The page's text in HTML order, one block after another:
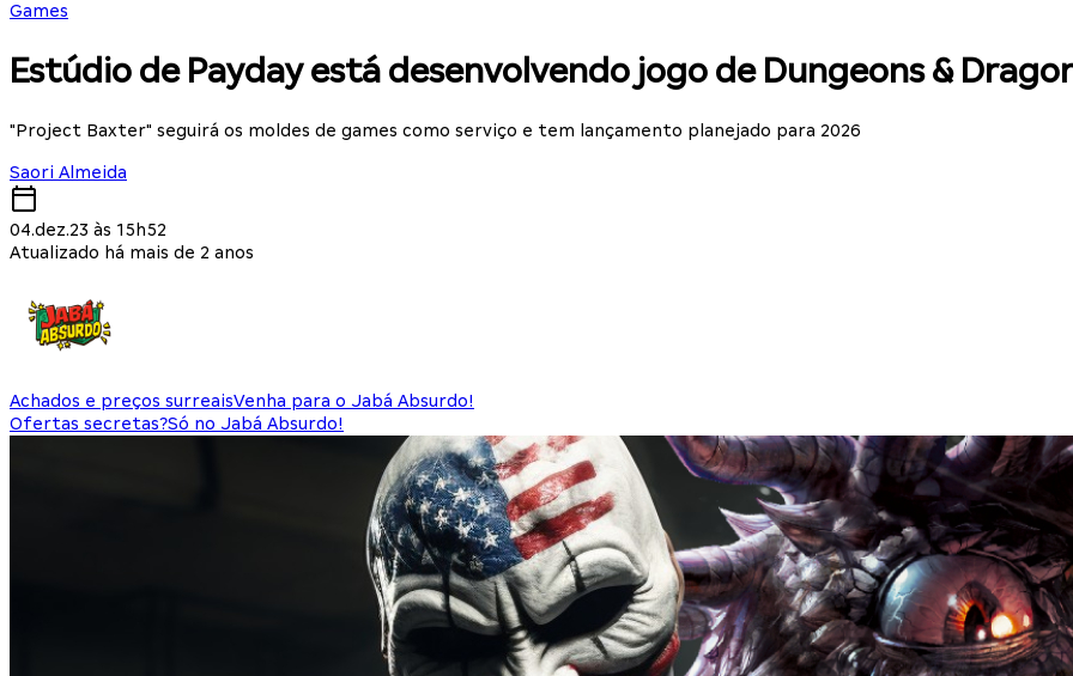
Games
Estúdio de Payday está desenvolvendo jogo de Dungeons &
"Project Baxter" seguirá os moldes de games como serviço e tem lançamento planejado para 2026
Saori Almeida
04.dez.23 às 15h52
Atualizado há mais de 2 anos
Achados e preços surreaisVenha para o Jabá Absurdo!
Ofertas secretas?Só no Jabá Absurdo!